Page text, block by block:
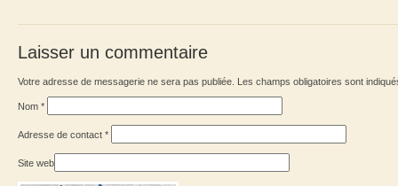
Laisser un commentaire
Votre adresse de messagerie ne sera pas publiée. Les champs obligatoires sont
Nom *
Adresse de contact *
Site web